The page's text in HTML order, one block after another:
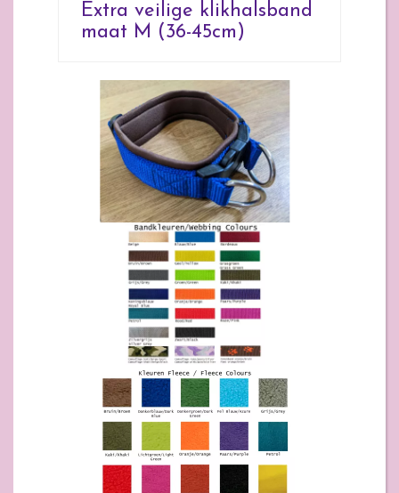
Extra veilige klikhalsband
maat M (36-45cm)